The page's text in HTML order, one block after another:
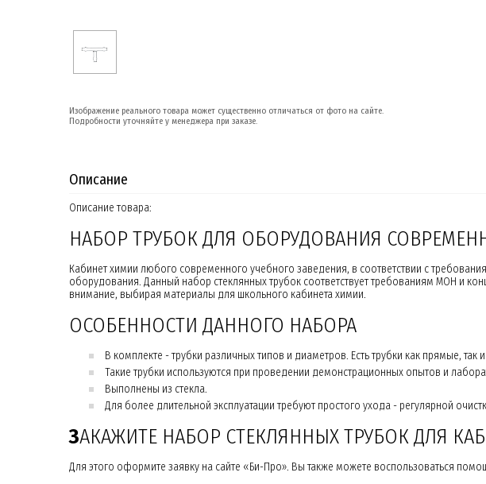
Изображение реального товара может существенно отличаться от фото на сайте.
Подробности уточняйте у менеджера при заказе.
Описание
Описание товара:
НАБОР ТРУБОК ДЛЯ ОБОРУДОВАНИЯ
Кабинет химии любого современного учебного заведения, в соответствии с
оборудования. Данный набор стеклянных трубок соответствует требованиям МОН и
внимание, выбирая материалы для школьного кабинета химии.
ОСОБЕННОСТИ ДАННОГО НАБОРА
В комплекте - трубки различных типов и диаметров. Есть трубки как прямые, так
Такие трубки используются при проведении демонстрационных опытов и
Выполнены из стекла.
Для более длительной эксплуатации требуют простого ухода - регулярной
ЗАКАЖИТЕ НАБОР СТЕКЛЯННЫХ ТРУБОК ДЛЯ
Для этого оформите заявку на сайте «Би-Про». Вы также можете воспользоваться